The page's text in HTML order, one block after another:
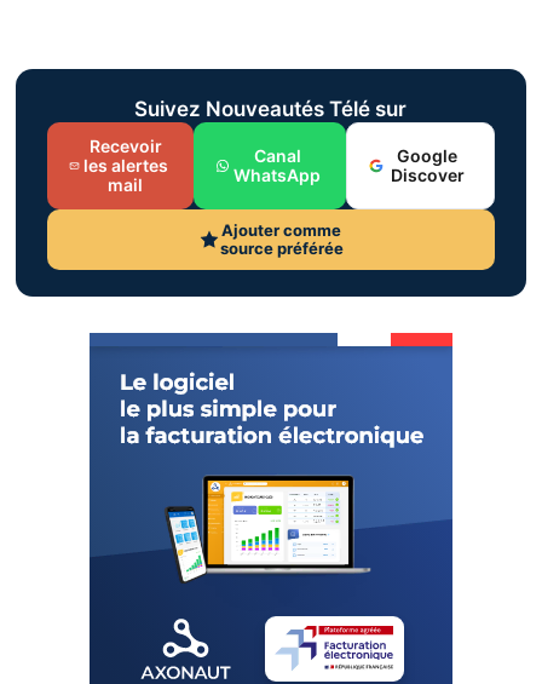
Suivez Nouveautés Télé sur
Recevoir
les alertes
mail
Canal
WhatsApp
Google
Discover
Ajouter comme
source préférée